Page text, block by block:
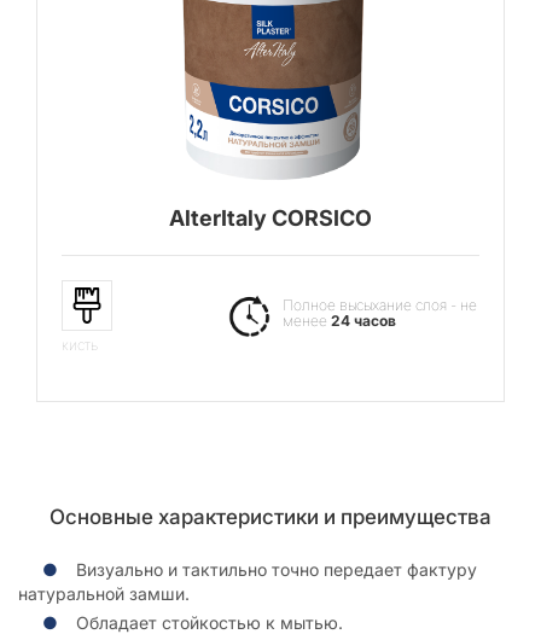
AlterItaly CORSICO
кисть
Полное высыхание слоя - не
менее24 часов
Основные характеристики и преимущества
Визуально и тактильно точно передает фактуру
натуральной замши.
Обладает стойкостью к мытью.